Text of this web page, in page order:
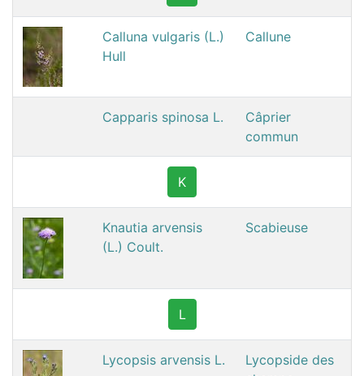
Calluna vulgaris (L.)
Hull
Callune
Capparis spinosa L.
Câprier
commun
K
Knautia arvensis
(L.) Coult.
Scabieuse
L
Lycopsis arvensis L.
Lycopside des